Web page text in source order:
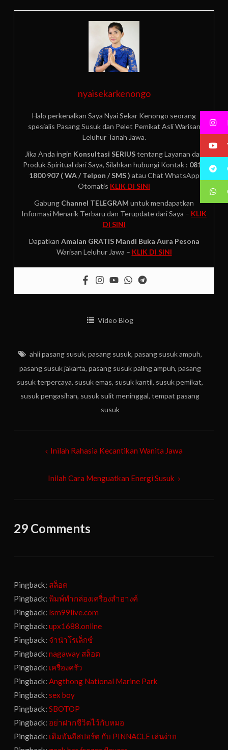
nyaisekarkenongo
Halo perkenalkan Saya Nyai Sekar Kenongo seorang
spesialis Pasang Susuk dan Pelet Pemikat Asli Warisan
Leluhur Tanah Jawa.
Jika Anda ingin Konsultasi SERIUStentang Layanan dan
Produk Spiritual dari Saya, Silahkan hubungi Kontak : 0812
1800 907 ( WA / Telpon / SMS ) atau Chat WhatsApp
Otomatis KLIK DI SINI
Gabung Channel TELEGRAM untuk mendapatkan
Informasi Menarik Terbaru dan Terupdate dari Saya – KLIK
DI SINI
Dapatkan Amalan GRATIS Mandi Buka Aura Pesona
Warisan Leluhur Jawa – KLIK DI SINI
Video Blog
ahli pasang susuk, pasang susuk, pasang susuk ampuh,
pasang susuk jakarta, pasang susuk paling ampuh, pasang
susuk terpercaya, susuk emas, susuk kantil, susuk pemikat,
susuk pengasihan, susuk sulit meninggal,tempat pasang
susuk
Inilah Rahasia Kecantikan Wanita Jawa
Inilah Cara Menguatkan Energi Susuk
29 Comments
Pingback: สล็อต
Pingback:พิมพ์ทำกล่องเครื่องสำอางค์
Pingback: lsm99live.com
Pingback:upx1688.online
Pingback: จำนำโรเล็กซ์
Pingback:nagaway สล็อต
Pingback: เครื่องครัว
Pingback:Angthong National Marine Park
Pingback:sex boy
Pingback:SBOTOP
Pingback: อย่าฝากชีวิตไว้กับหมอ
Pingback: เดิมพันอีสปอร์ต กับ PINNACLE เล่นง่าย